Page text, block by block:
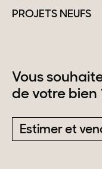
PROJETS NEUFS
Vous
de votre bien
Estimer et